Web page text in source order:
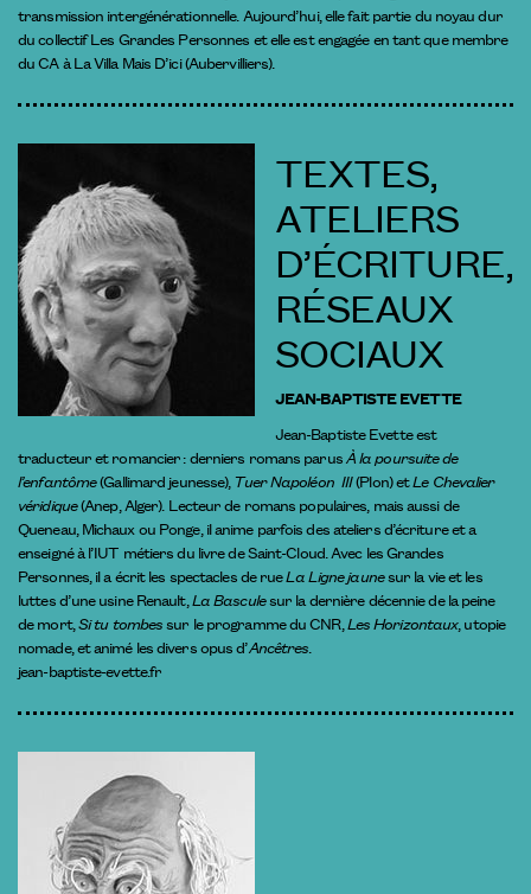
transmission intergénérationnelle. Aujourd’hui, elle fait partie du noyau dur
du collectif Les Grandes Personnes et elle est engagée en tant que membre
du CA à La Villa Mais D’ici (Aubervilliers).
TEXTES,
ATELIERS
D’ÉCRITURE,
RÉSEAUX
SOCIAUX
JEAN-BAPTISTE EVETTE
Jean-Baptiste Evette est
traducteur et romancier : derniers romans parusÀ la poursuite de
l’enfantôme(Gallimard jeunesse), Tuer Napoléon III(Plon) etLe Chevalier
véridique(Anep, Alger). Lecteur de romans populaires, mais aussi de
Queneau, Michaux ou Ponge, il anime parfois des ateliers d’écriture et a
enseigné à l’IUT métiers du livre de Saint-Cloud. Avec les Grandes
Personnes, il a écrit les spectacles de rueLa Ligne jaunesur la vie et les
luttes d’une usine Renault, La Basculesur la dernière décennie de la peine
de mort, Si tu tombessur le programme du CNR, Les Horizontaux, utopie
nomade, et animé les divers opus d’Ancêtres
jean-baptiste-evette.fr